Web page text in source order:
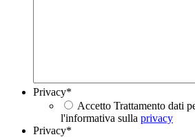
Privacy*
Accetto Trattamento dati
l'informativa sulla privacy
Privacy*